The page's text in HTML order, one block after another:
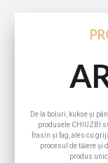
De la boluri, kukse și
produsele CHIUZBI
frasin și fag, ales cu
procesul de tăiere și
produs